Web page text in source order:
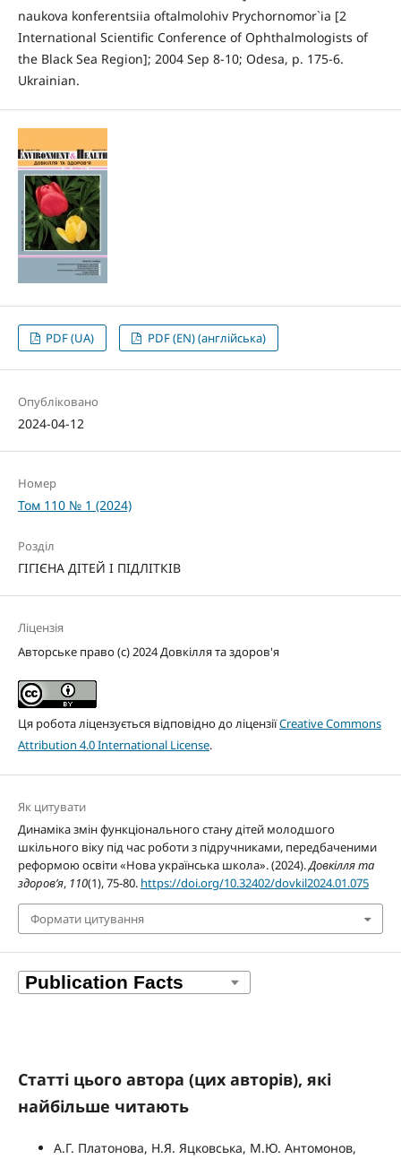
naukova konferentsiia oftalmolohiv Prychornomor`ia [2
International Scientific Conference of Ophthalmologists of
the Black Sea Region]; 2004 Sep 8-10; Odesa, p. 175-6.
Ukrainian.
PDF (UA) PDF (EN) (англійська)
Опубліковано
2024-04-12
Номер
Том 110 № 1 (2024)
Розділ
ГІГІЄНА ДІТЕЙ І ПІДЛІТКІВ
Ліцензія
Авторське право (c) 2024 Довкілля та здоров'я
Ця робота ліцензується відповідно до ліцензіїCreative Commons
Attribution 4.0 International License.
Як цитувати
Динаміка змін функціонального стану дітей молодшого
шкільного віку під час роботи з підручниками, передбаченими
реформою освіти «Нова українська школа». (2024).Довкілля та
здоров’я, 110(1), 75-80. https://doi.org/10.32402/dovkil2024.01.075
Формати цитування
Статті цього автора (цих авторів), які
найбільше читають
А.Г. Платонова, Н.Я. Яцковська, М.Ю. Антомонов,